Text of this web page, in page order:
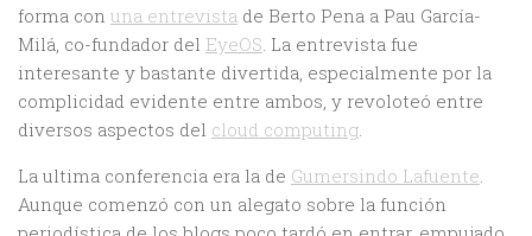
forma con una entrevista de Berto Pena a Pau García-
Milá, co-fundador del EyeOS. La entrevista fue
interesante y bastante divertida, especialmente por la
complicidad evidente entre ambos, y revoloteó entre
diversos aspectos del cloud computing.
La ultima conferencia era la de Gumersindo Lafuente.
Aunque comenzó con un alegato sobre la función